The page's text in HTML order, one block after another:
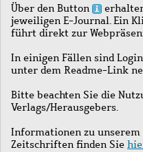
Über den Button
jeweiligen E-Journal. Ein
führt direkt zur
In einigen Fällen sind
unter dem Readme-Link
Bitte beachten Sie die
Verlags/Herausgebers.
Informationen zu unserem
Zeitschriften finden Sie